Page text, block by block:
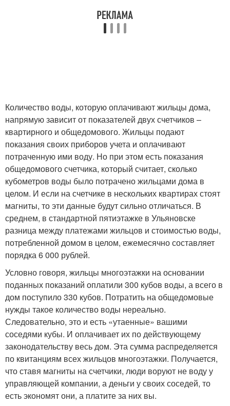
Количество воды, которую оплачивают жильцы дома,
напрямую зависит от показателей двух счетчиков –
квартирного и общедомового. Жильцы подают
показания своих приборов учета и оплачивают
потраченную ими воду. Но при этом есть показания
общедомового счетчика, который считает, сколько
кубометров воды было потрачено жильцами дома в
целом. И если на счетчике в нескольких квартирах стоят
магниты, то эти данные будут сильно отличаться. В
среднем, в стандартной пятиэтажке в Ульяновске
разница между платежами жильцов и стоимостью воды,
потребленной домом в целом, ежемесячно составляет
порядка 6 000 рублей.
Условно говоря, жильцы многоэтажки на основании
поданных показаний оплатили 300 кубов воды, а всего в
дом поступило 330 кубов. Потратить на общедомовые
нужды такое количество воды нереально.
Следовательно, это и есть «утаенные» вашими
соседями кубы. И оплачивает их по действующему
законодательству весь дом. Эта сумма распределяется
по квитанциям всех жильцов многоэтажки. Получается,
что ставя магниты на счетчики, люди воруют не воду у
управляющей компании, а деньги у своих соседей, то
есть экономят они, а платите за них вы.